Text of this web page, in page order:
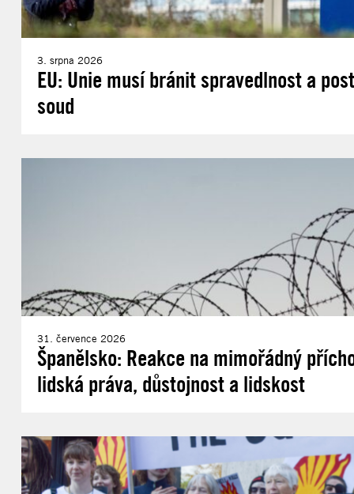
3. srpna 2026
EU: Unie musí bránit spravedlnost a
soud
31. července 2026
Španělsko: Reakce na mimořádný
lidská práva, důstojnost a lidskost